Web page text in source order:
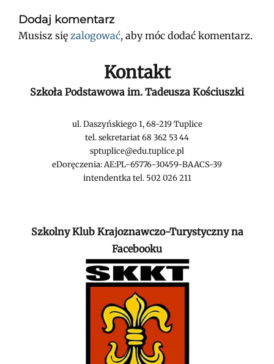
Dodaj komentarz
Musisz się zalogować, aby móc dodać komentarz.
Kontakt
Szkoła Podstawowa im. Tadeusza Kościuszki
ul. Daszyńskiego 1, 68-219 Tuplice
tel. sekretariat 68 362 53 44
sptuplice@edu.tuplice.pl
eDoręczenia: AE:PL-65776-30459-BAACS-39
intendentka tel. 502 026 211
Szkolny Klub Krajoznawczo-Turystyczny na
Facebooku